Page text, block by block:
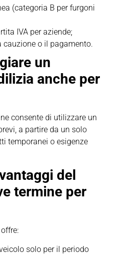
(categoria B per furgoni
IVA per aziende;
cauzione o il pagamento.
un
anche per
consente di utilizzare un
a partire da un solo
temporanei o esigenze
del
termine per
solo per il periodo